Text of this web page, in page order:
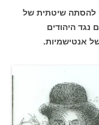
להסתה שיטתית של
נגד היהודים
אנטישמיות.